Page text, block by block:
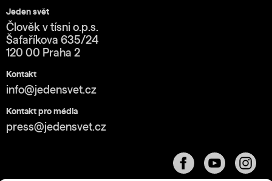
Jeden svět
Člověk v tísni o.p.s.
Šafaříkova 635/24
120 00 Praha 2
Kontakt
info@jedensvet.cz
Kontakt pro média
press@jedensvet.cz